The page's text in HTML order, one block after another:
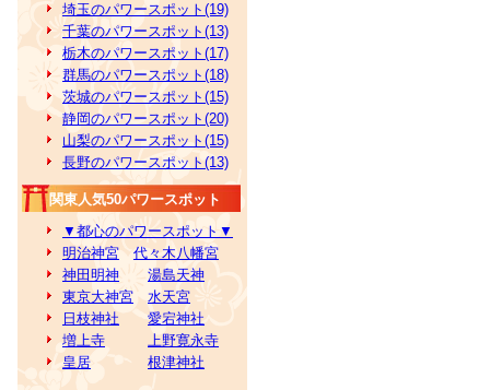
埼玉のパワースポット(19)
千葉のパワースポット(13)
栃木のパワースポット(17)
群馬のパワースポット(18)
茨城のパワースポット(15)
静岡のパワースポット(20)
山梨のパワースポット(15)
長野のパワースポット(13)
関東人気50パワースポット
▼都心のパワースポット▼
明治神宮
代々木八幡宮
神田明神
湯島天神
東京大神宮
水天宮
日枝神社
愛宕神社
増上寺
上野寛永寺
皇居
根津神社